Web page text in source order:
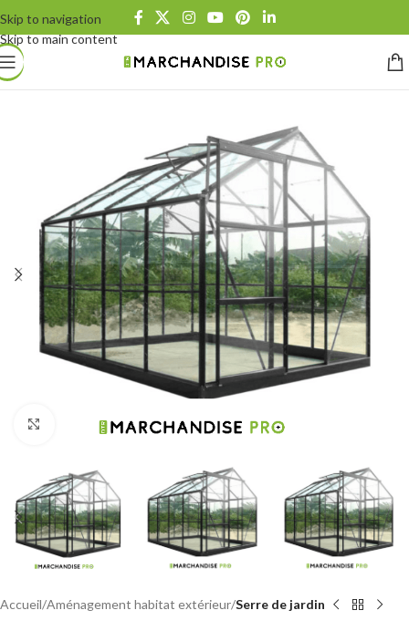
Skip to navigation
Skip to main content
Click to enlarge
Accueil Aménagement habitat extérieur Serre de jardin